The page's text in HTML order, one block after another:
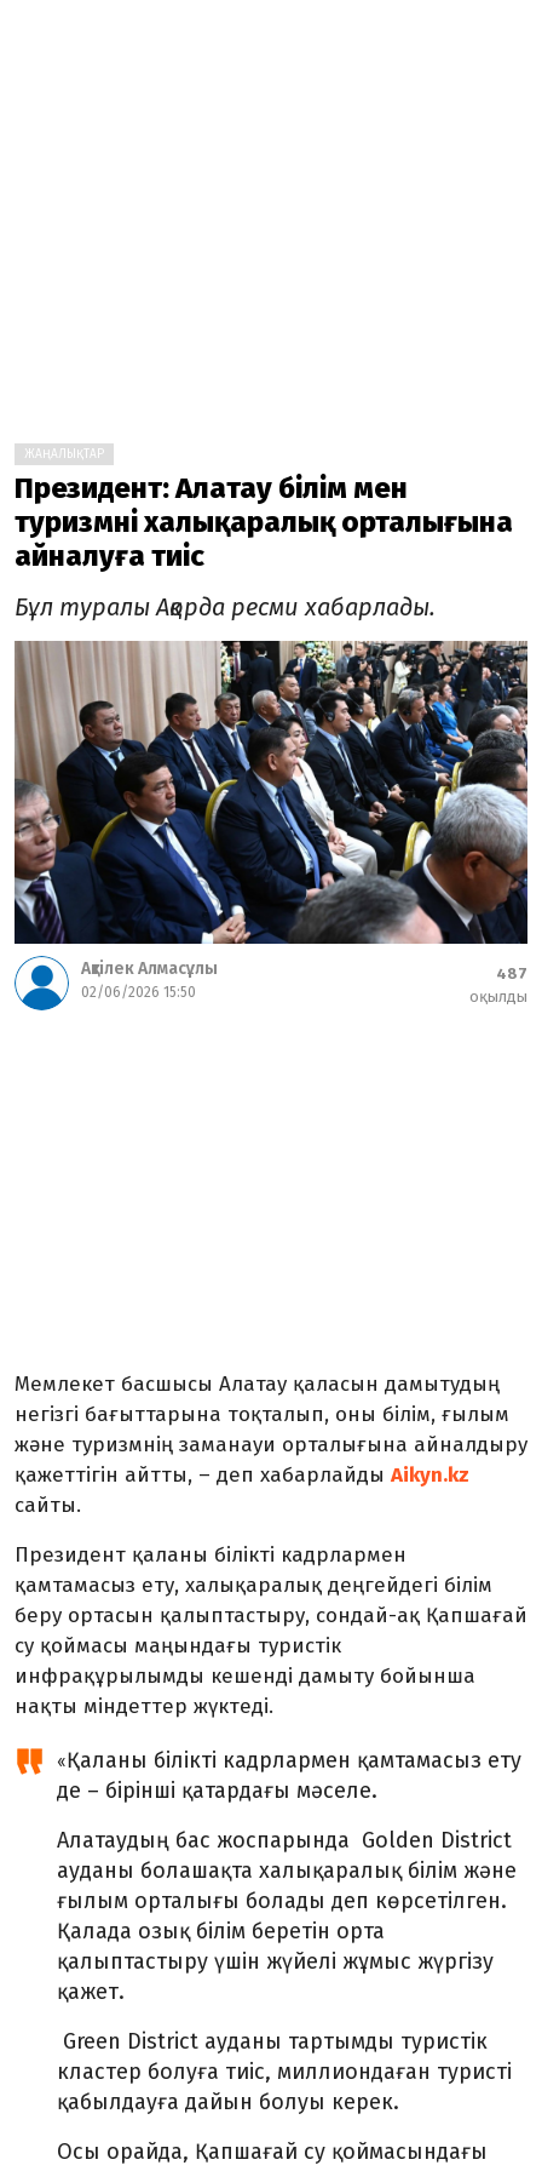
ЖАҢАЛЫҚТАР
Президент: Алатау білім мен
туризмнің халықаралық орталығына
айналуға тиіс
Бұл туралы Ақорда ресми хабарлады.
Ақтілек Алмасұлы
02/06/2026 15:50
487
оқылды
Мемлекет басшысы Алатау қаласын дамытудың
негізгі бағыттарына тоқталып, оны білім, ғылым
және туризмнің заманауи орталығына айналдыру
қажеттігін айтты, – деп хабарлайды Aikyn.kz
сайты.
Президент қаланы білікті кадрлармен
қамтамасыз ету, халықаралық деңгейдегі білім
беру ортасын қалыптастыру, сондай-ақ Қапшағай
су қоймасы маңындағы туристік
инфрақұрылымды кешенді дамыту бойынша
нақты міндеттер жүктеді.
«Қаланы білікті кадрлармен қамтамасыз ету
де – бірінші қатардағы мәселе.
Алатаудың бас жоспарында Golden District
ауданы болашақта халықаралық білім және
ғылым орталығы болады деп көрсетілген.
Қалада озық білім беретін орта
қалыптастыру үшін жүйелі жұмыс жүргізу
қажет.
Green District ауданы тартымды туристік
кластер болуға тиіс, миллиондаған туристі
қабылдауға дайын болуы керек.
Осы орайда, Қапшағай су қоймасындағы